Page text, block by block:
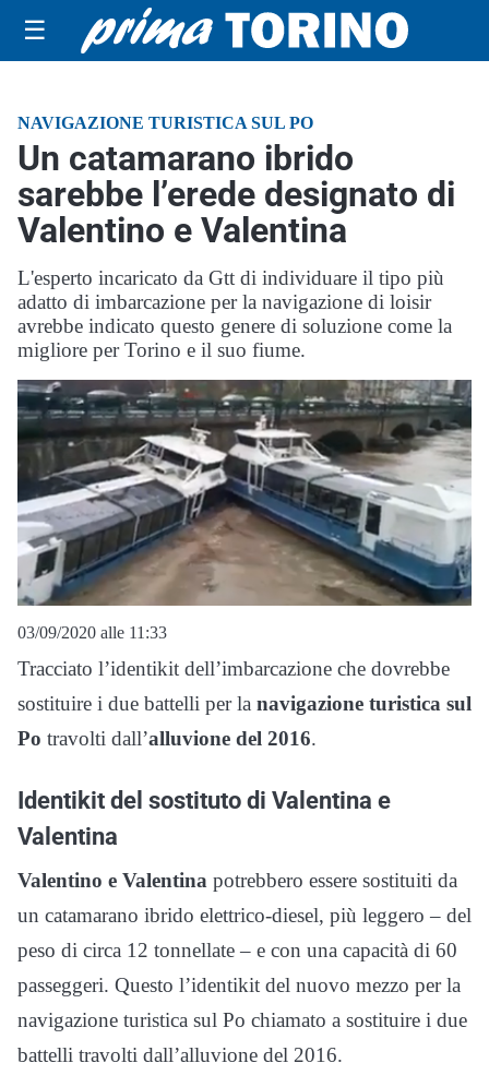
☰
NAVIGAZIONE TURISTICA SUL PO
Un catamarano ibrido
sarebbe l’erede designato di
Valentino e Valentina
L'esperto incaricato da Gtt di individuare il tipo più
adatto di imbarcazione per la navigazione di loisir
avrebbe indicato questo genere di soluzione come la
migliore per Torino e il suo fiume.
03/09/2020 alle 11:33
Tracciato l’identikit dell’imbarcazione che dovrebbe
sostituire i due battelli per la navigazione turistica sul
Po travolti dall’alluvione del 2016.
Identikit del sostituto di Valentina e
Valentina
Valentino e Valentina potrebbero essere sostituiti da
un catamarano ibrido elettrico-diesel, più leggero – del
peso di circa 12 tonnellate – e con una capacità di 60
passeggeri. Questo l’identikit del nuovo mezzo per la
navigazione turistica sul Po chiamato a sostituire i due
battelli travolti dall’alluvione del 2016.